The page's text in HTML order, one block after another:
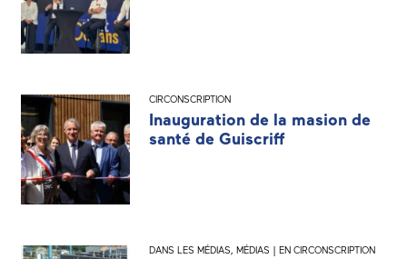
CIRCONSCRIPTION
Inauguration de la masion de
santé de Guiscriff
DANS LES MÉDIAS, MÉDIAS | EN CIRCONSCRIPTION